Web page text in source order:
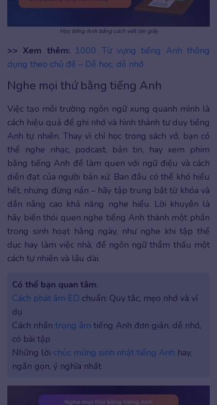
Học tiếng Anh bằng cách viết lên giấy
>> Xem thêm: 1000 Từ vựng tiếng Anh thông
dụng theo chủ đề – Dễ học, dễ nhớ
Nghe mọi thứ bằng tiếng Anh
Việc tạo môi trường ngôn ngữ xung quanh mình là
cách hiệu quả để ghi nhớ và hình thành tư duy tiếng
Anh tự nhiên. Thay vì chỉ học trong sách vở, bạn có
thể nghe nhạc, podcast, bản tin, hay xem phim
bằng tiếng Anh để làm quen với ngữ điệu và cách
diễn đạt của người bản xứ. Ban đầu có thể khó hiểu
hết, nhưng đừng nản – hãy tập trung bắt từ khóa và
dần nâng cao khả năng nghe hiểu. Lời khuyên là
hãy biến thói quen nghe tiếng Anh thành một phần
trong sinh hoạt hằng ngày, như nghe khi tập thể
dục hay làm việc nhà, để ngôn ngữ thẩm thấu một
cách tự nhiên và lâu dài.
Có thể bạn quan tâm:
Cách phát âm ED chuẩn: Quy tắc, mẹo nhớ và ví
dụ
Cách nhấn trọng âm tiếng Anh đơn giản, dễ nhớ,
có bài tập
Những lời chúc mừng sinh nhật tiếng Anh hay,
ngắn gọn, ý nghĩa nhất